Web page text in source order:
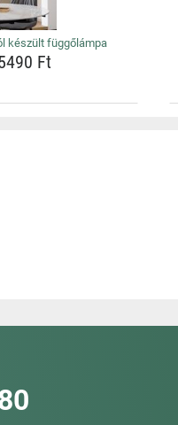
készült függőlámpa
Ft